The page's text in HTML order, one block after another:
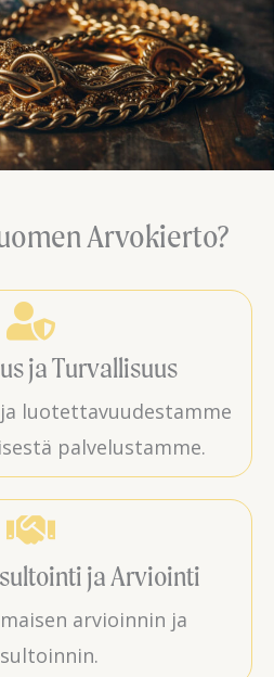
Arvokierto?
ja Turvallisuus
luotettavuudestamme
palvelustamme.
ja Arviointi
arvioinnin ja